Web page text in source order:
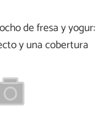
de fresa y yogur:
y una cobertura